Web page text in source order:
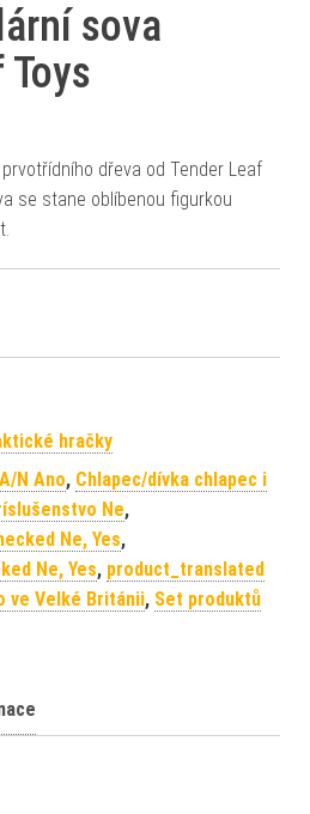
sova
Toys
dřeva od Tender Leaf
se stane oblíbenou figurkou
hračky
N Ano, Chlapec/dívka chlapec i
Ne,
Ne, Yes,
Ne, Yes, product_translated
ve Velké Británii, Set produktů